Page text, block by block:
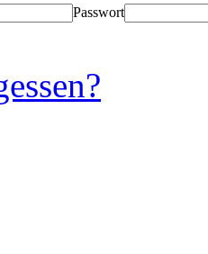
Passwort